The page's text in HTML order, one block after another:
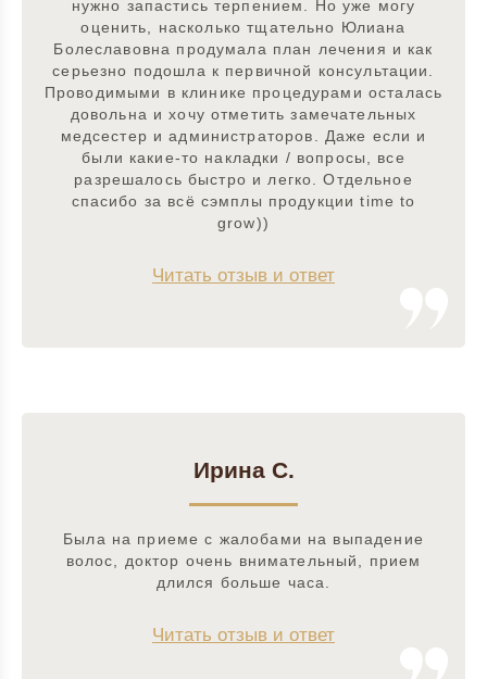
нужно запастись терпением. Но уже могу
оценить, насколько тщательно Юлиана
Болеславовна продумала план лечения и как
серьезно подошла к первичной консультации.
Проводимыми в клинике процедурами осталась
довольна и хочу отметить замечательных
медсестер и администраторов. Даже если и
были какие-то накладки / вопросы, все
разрешалось быстро и легко. Отдельное
спасибо за всё сэмплы продукции time to
grow))
Читать отзыв и ответ
Ирина С.
Была на приеме с жалобами на выпадение
волос, доктор очень внимательный, прием
длился больше часа.
Читать отзыв и ответ